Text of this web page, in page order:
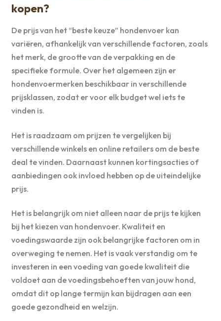
kopen?
De prijs van het “beste keuze” hondenvoer kan
variëren, afhankelijk van verschillende factoren, zoals
het merk, de grootte van de verpakking en de
specifieke formule. Over het algemeen zijn er
hondenvoermerken beschikbaar in verschillende
prijsklassen, zodat er voor elk budget wel iets te
vinden is.
Het is raadzaam om prijzen te vergelijken bij
verschillende winkels en online retailers om de beste
deal te vinden. Daarnaast kunnen kortingsacties of
aanbiedingen ook invloed hebben op de uiteindelijke
prijs.
Het is belangrijk om niet alleen naar de prijs te kijken
bij het kiezen van hondenvoer. Kwaliteit en
voedingswaarde zijn ook belangrijke factoren om in
overweging te nemen. Het is vaak verstandig om te
investeren in een voeding van goede kwaliteit die
voldoet aan de voedingsbehoeften van jouw hond,
omdat dit op lange termijn kan bijdragen aan een
goede gezondheid en welzijn.